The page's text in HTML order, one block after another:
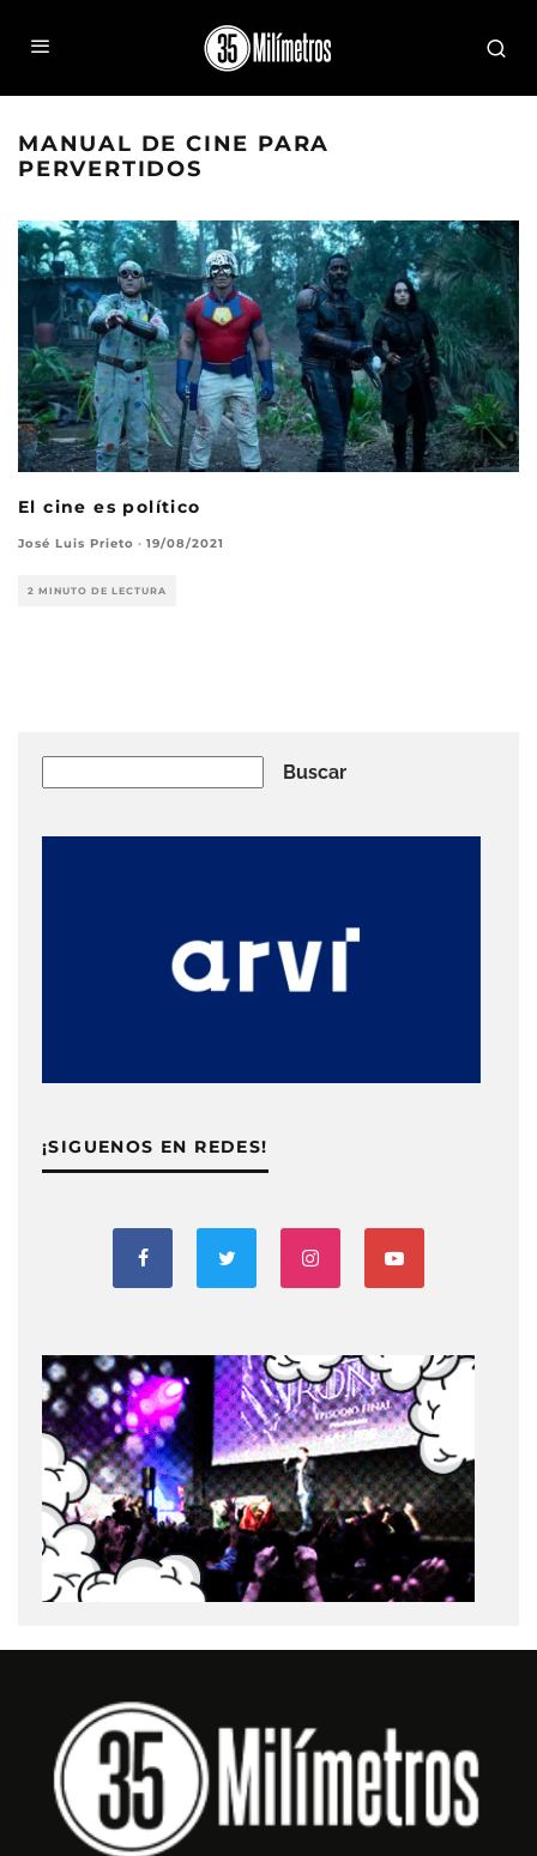
MANUAL DE CINE PARA
PERVERTIDOS
El cine es político
José Luis Prieto · 19/08/2021
2 MINUTO DE LECTURA
Buscar
¡SIGUENOS EN REDES!